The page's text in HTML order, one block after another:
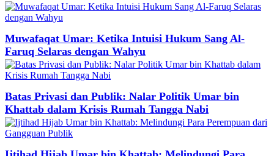
Muwafaqat Umar: Ketika Intuisi Hukum Sang Al-
Faruq Selaras dengan Wahyu
Batas Privasi dan Publik: Nalar Politik Umar bin
Khattab dalam Krisis Rumah Tangga Nabi